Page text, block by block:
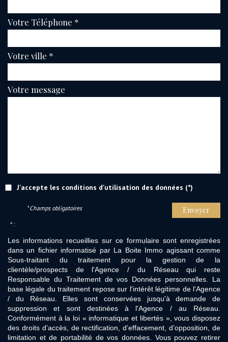
Votre Téléphone *
Votre ville *
Votre message
J'accepte les conditions d'utilisation des données (*)
Envoyer
* Champs obligatoires
* :
Les informations recueillies sur ce formulaire sont enregistrées
dans un fichier informatisé par La Boite Immo agissant comme
Sous-traitant du traitement pour la gestion de la
clientèle/prospects de l'Agence / du Réseau qui reste
Responsable du Traitement de vos Données personnelles. La
base légale du traitement repose sur l'intérêt légitime de l'Agence
/ du Réseau. Elles sont conservées jusqu'à demande de
suppression et sont destinées à l'Agence / au Réseau.
Conformément à la loi « informatique et libertés », vous disposez
des droits d’accès, de rectification, d’effacement, d’opposition, de
limitation et de portabilité de vos données. Vous pouvez retirer